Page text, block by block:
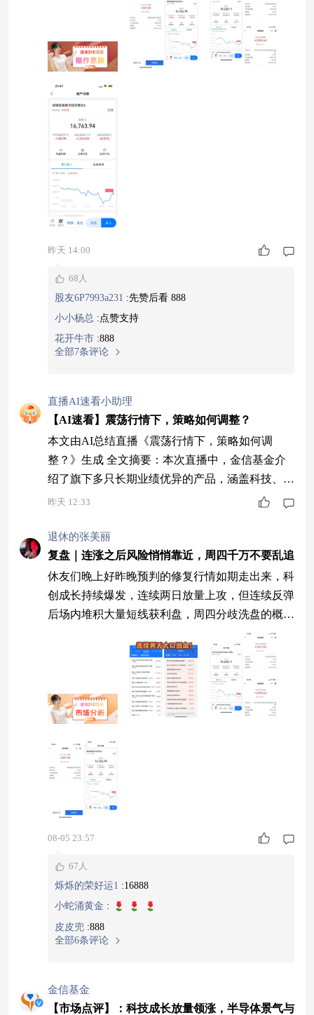
整体判断 外围市场风险偏好维持回暖，外资持续
回流，给 A 股提供情绪支撑。 不过增量资金没有
爆发式进场，指数很难单边猛冲，后续大概率是震
荡抬升的格局。 机会集中在硬科技主线；部分周
期
昨天 14:00
68人
股友6P7993a231 :先赞后看 888
小小杨总 :点赞支持
花开牛市 :888
全部7条评论
直播AI速看小助理
【AI速看】震荡行情下，策略如何调整？
本文由AI总结直播《震荡行情下，策略如何调
整？》生成 全文摘要：本次直播中，金信基金介
绍了旗下多只长期业绩优异的产品，涵盖科技、金
融、消费等多个领域。嘉宾建议投资者关注科技板
业链，同时兼顾低估值银行板块。他强调投资应回
归基本面，淡化短期波动，采用均衡配置策略。此
外，还分析了银行板块的高股息价值和消费复苏的
长期性，推荐关注智慧金融等智能化投资方向。 1
金
昨天 12:33
退休的张美丽
复盘｜连涨之后风险悄悄靠近，周四千万不要乱追
休友们晚上好昨晚预判的修复行情如期走出来，科
创成长持续爆发，连续两日放量上攻，但连续反弹
后场内堆积大量短线获利盘，周四分歧洗盘的概率
大幅提升，乐观但不能头脑发热。 盘面复盘 沪指
+ 1.47%，深成指 + 1.86%，创业板 + 1.32%，科创
50 大涨 4.78% 两市成交2.68 万亿，再度放量，增
量资金持续进场，超 3700 家个股上涨，市场赚钱
效应爆棚。 主力资金动向很直白：资金扎堆
08-05 23:57
67人
烁烁的荣好运1 :16888
小蛇涌黄金 :
皮皮兜 :888
全部6条评论
金信基金
【市场点评】：科技成长放量领涨，半导体景气与